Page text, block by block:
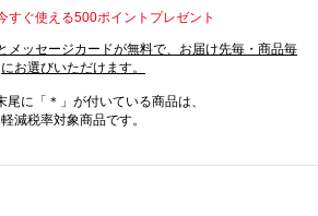
すぐ使える500ポイントプレゼント
メッセージカードが無料で、お届け先毎・商品毎
にお選びいただけます。
尾に「＊」が付いている商品は、
軽減税率対象商品です。